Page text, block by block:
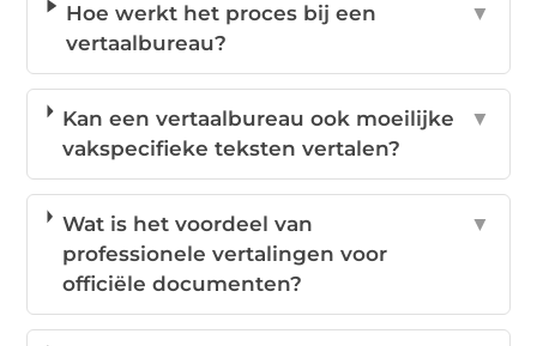
Hoe werkt het proces bij een
vertaalbureau?
▼
Kan een vertaalbureau ook moeilijke
vakspecifieke teksten vertalen?
▼
Wat is het voordeel van
professionele vertalingen voor
officiële documenten?
▼